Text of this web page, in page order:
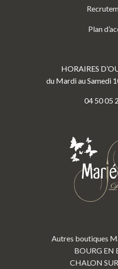
Plan
HORAIRES
du Mardi au Samedi
04 50 05
Autres boutiques
BOURG EN
CHALON